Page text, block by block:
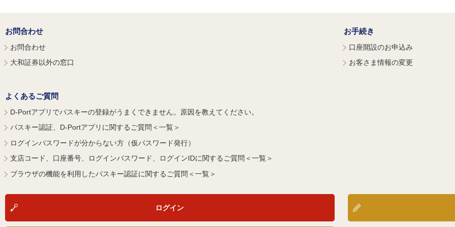
お問合わせ
お問合わせ
大和証券以外の窓口
お手続き
口座開設のお申込み
お客さま情報の変更
よくあるご質問
D-Portアプリでパスキーの登録がうまくできません。原因を教えてください。
パスキー認証、D-Portアプリに関するご質問＜一覧＞
ログインパスワードが分からない方（仮パスワード発行）
支店コード、口座番号、ログインパスワード、ログインIDに関するご質問＜一覧＞
ブラウザの機能を利用したパスキー認証に関するご質問＜一覧＞
ログイン